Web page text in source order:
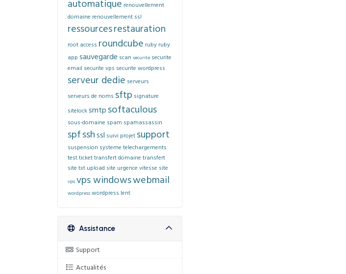
automatique renouvellement
domaine renouvellement ssl
ressourcesrestauration
root access roundcube ruby ruby
app sauvegarde scan securite securite
email securite vps securite wordpress
serveur dedie serveurs
serveurs de noms sftp signature
sitelocksmtpsoftaculous
sous-domaine spam spamassassin
spfsshssl suivi projet support
suspension systeme telechargements
testtickettransfert domaine transfert
site txt upload site urgence vitesse site
vpsvps windowswebmail
wordpresswordpress lent
Assistance
Support
Actualités